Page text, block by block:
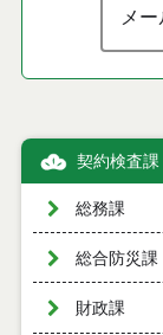
メ
契約検査課
総務課
総合防災課
財政課